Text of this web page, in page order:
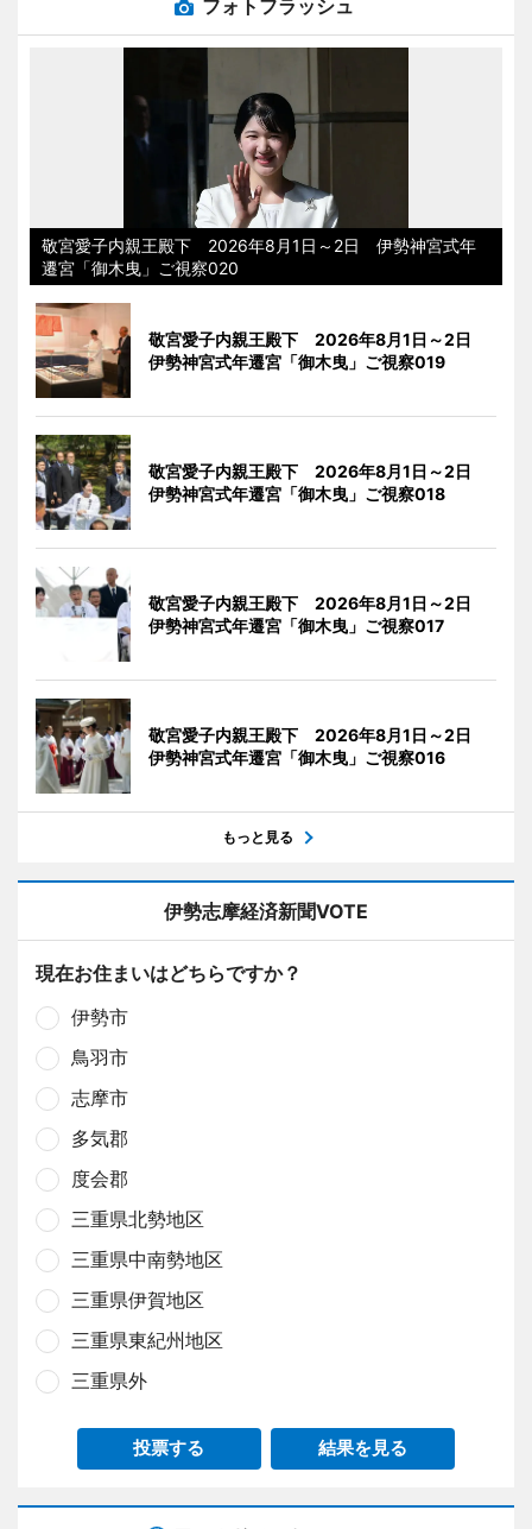
フォトフラッシュ
敬宮愛子内親王殿下 2026年8月1日～2日 伊勢神宮式年
遷宮「御木曳」ご視察020
敬宮愛子内親王殿下 2026年8月1日～2日
伊勢神宮式年遷宮「御木曳」ご視察019
敬宮愛子内親王殿下 2026年8月1日～2日
伊勢神宮式年遷宮「御木曳」ご視察018
敬宮愛子内親王殿下 2026年8月1日～2日
伊勢神宮式年遷宮「御木曳」ご視察017
敬宮愛子内親王殿下 2026年8月1日～2日
伊勢神宮式年遷宮「御木曳」ご視察016
もっと見る
伊勢志摩経済新聞VOTE
現在お住まいはどちらですか？
伊勢市
鳥羽市
志摩市
多気郡
度会郡
三重県北勢地区
三重県中南勢地区
三重県伊賀地区
三重県東紀州地区
三重県外
投票する 結果を見る